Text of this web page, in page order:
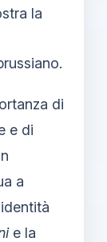
la
di
e di
a
e la